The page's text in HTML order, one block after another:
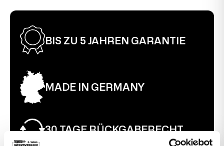
Verbindungsstücken vorhanden sein, die jedoch im
Funktionalität des Produkts nicht beeinträchtigen. Der
Stuhl ist voll funktionstüchtig.
BIS ZU 5 JAHREN GARANTIE
MADE IN GERMANY
30 TAGE RÜCKGABERECHT